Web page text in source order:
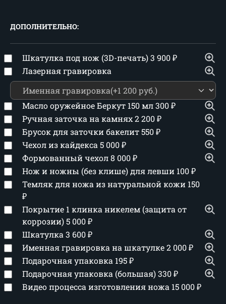
ДОПОЛНИТЕЛЬНО:
Шкатулка под нож (3D-печать)3 900₽
Лазерная гравировка
Масло оружейное Беркут 150 мл300₽
Ручная заточка на камнях2 200₽
Брусок для заточки бакелит550₽
Чехол из кайдекса 5 000₽
Формованный чехол8 000₽
Нож и ножны (без клише) для левши 100₽
Темляк для ножа из натуральной кожи 150
₽
Покрытие 1 клинка никелем (защита от
коррозии)5 000₽
Шкатулка 3 600₽
Именная гравировка на шкатулке2 000₽
Подарочная упаковка 195₽
Подарочная упаковка (большая)330₽
Видео процесса изготовления ножа 15 000₽